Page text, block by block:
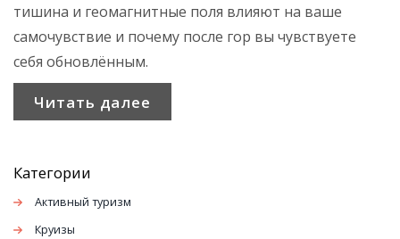
тишина и геомагнитные поля влияют на ваше
самочувствие и почему после гор вы чувствуете
себя обновлённым.
Читать далее
Категории
Активный туризм
Круизы